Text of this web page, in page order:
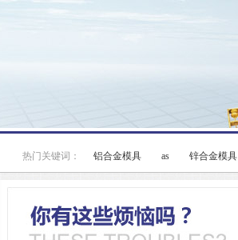
热门关键词： 铝合金模具 as 锌合金模具